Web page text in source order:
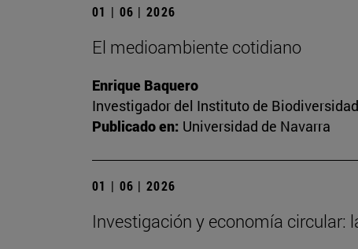
01 | 06 | 2026
El medioambiente cotidiano
Enrique Baquero
Investigador del Instituto de
Publicado en: Universidad de Navarra
01 | 06 | 2026
Investigación y economía circular: